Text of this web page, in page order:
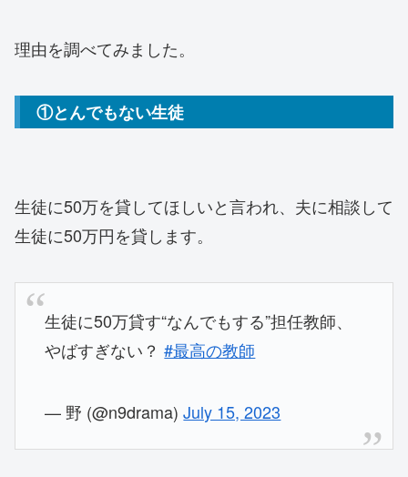
理由を調べてみました。
①とんでもない生徒
生徒に50万を貸してほしいと言われ、夫に相談して
生徒に50万円を貸します。
生徒に50万貸す“なんでもする”担任教師、
やばすぎない？#最高の教師
— 野 (@n9drama)July 15, 2023